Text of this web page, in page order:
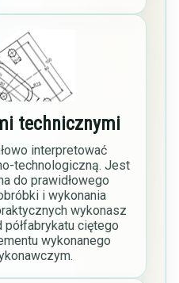
technicznymi
interpretować
technologiczną. Jest
do prawidłowego
i wykonania
wykonasz
ciętego
wykonanego